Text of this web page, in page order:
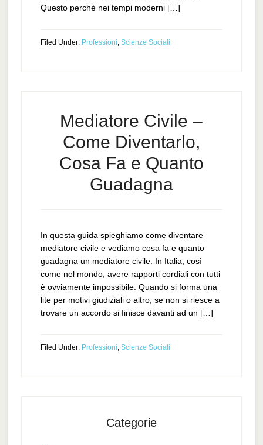
Questo perché nei tempi moderni […]
Filed Under: Professioni, Scienze Sociali
Mediatore Civile –
Come Diventarlo,
Cosa Fa e Quanto
Guadagna
In questa guida spieghiamo come diventare
mediatore civile e vediamo cosa fa e quanto
guadagna un mediatore civile. In Italia, così
come nel mondo, avere rapporti cordiali con tutti
è ovviamente impossibile. Quando si forma una
lite per motivi giudiziali o altro, se non si riesce a
trovare un accordo si finisce davanti ad un […]
Filed Under: Professioni, Scienze Sociali
Categorie